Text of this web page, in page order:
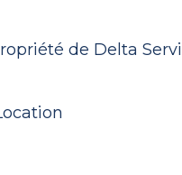
de Delta